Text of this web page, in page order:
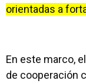
orientadas a
En este marco,
de cooperación